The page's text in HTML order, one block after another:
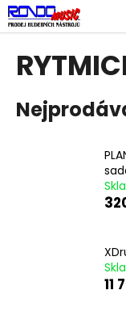
Přejít
na
obsah
11
K
o
o